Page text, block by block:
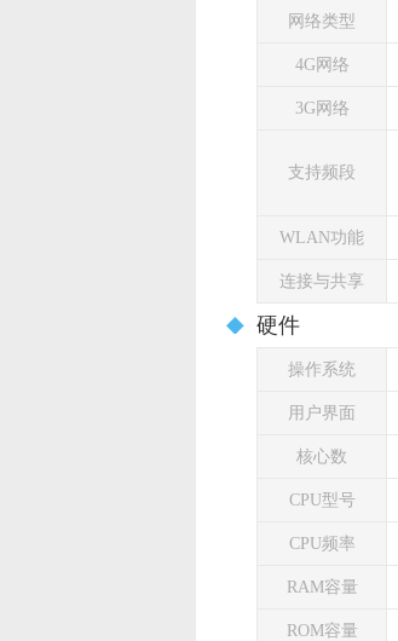
网络类型
4G网络
3G网络
支持频段
WLAN功能
连接与共享
硬件
操作系统
用户界面
核心数
CPU型号
CPU频率
RAM容量
ROM容量